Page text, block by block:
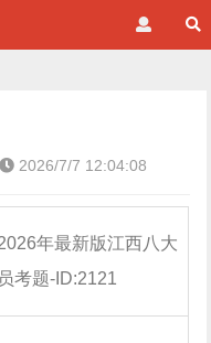
2026/7/7 12:04:08
年最新版江西八大
员考题-ID:2121